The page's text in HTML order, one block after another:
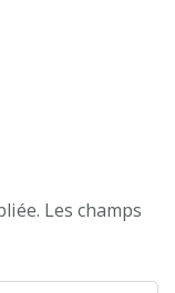
Les champs